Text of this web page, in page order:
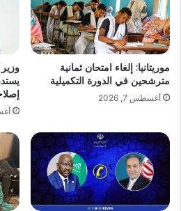
موريتانيا: إلغاء امتحان ثمانية
مترشحين في الدورة التكميلية
أغسطس 7, 2026